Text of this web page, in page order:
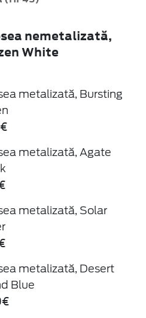
nemetalizată,
White
metalizată, Bursting
metalizată, Agate
metalizată, Solar
metalizată, Desert
Blue